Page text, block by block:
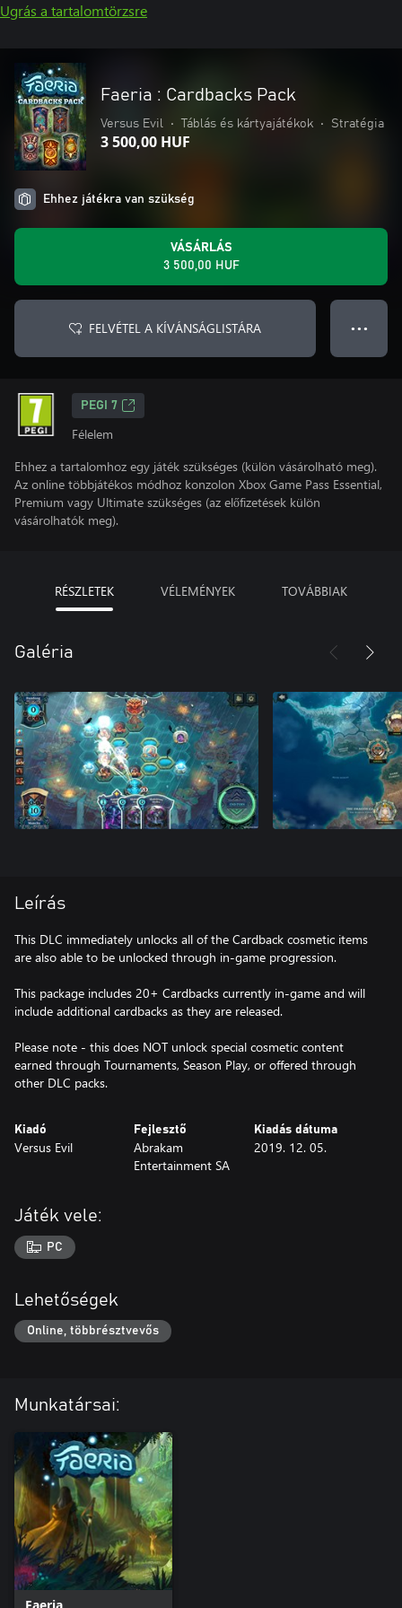
Ugrás a tartalomtörzsre
Faeria : Cardbacks Pack
Versus Evil • Táblás és kártyajátékok • Stratégia
3 500,00 HUF
Ehhez játékra van szükség
VÁSÁRLÁS
3 500,00 HUF
FELVÉTEL A KÍVÁNSÁGLISTÁRA ● ● ●
PEGI 7
Félelem
Ehhez a tartalomhoz egy játék szükséges (külön vásárolható meg).
Az online többjátékos módhoz konzolon Xbox Game Pass Essential,
Premium vagy Ultimate szükséges (az előfizetések külön
vásárolhatók meg).
RÉSZLETEK VÉLEMÉNYEK TOVÁBBIAK
Galéria
Leírás
This DLC immediately unlocks all of the Cardback cosmetic items
are also able to be unlocked through in-game progression.
This package includes 20+ Cardbacks currently in-game and will
include additional cardbacks as they are released.
Please note - this does NOT unlock special cosmetic content
earned through Tournaments, Season Play, or offered through
other DLC packs.
Kiadó
Versus Evil
Fejlesztő
Abrakam
Entertainment SA
Kiadás dátuma
2019. 12. 05.
Játék vele:
PC
Lehetőségek
Online, többrésztvevős
Munkatársai: